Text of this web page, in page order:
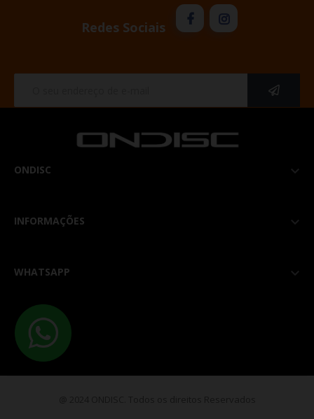
Redes Sociais
ONDISC 
INFORMAÇÕES 
WHATSAPP 